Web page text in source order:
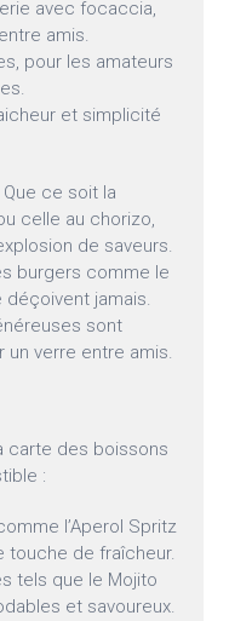
avec focaccia,
amis.
pour les amateurs
et simplicité
ce soit la
celle au chorizo,
de saveurs.
burgers comme le
déçoivent jamais.
sont
verre entre amis.
carte des boissons
:
l’Aperol Spritz
touche de fraîcheur.
tels que le Mojito
et savoureux.